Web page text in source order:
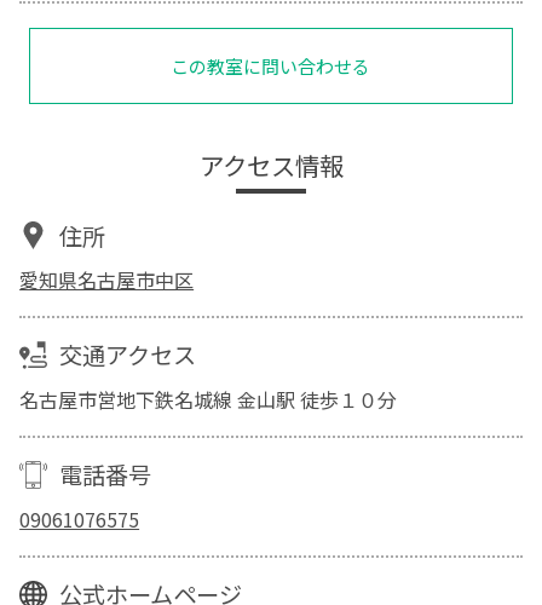
この教室に問い合わせる
アクセス情報
住所
愛知県名古屋市中区
交通アクセス
名古屋市営地下鉄名城線 金山駅 徒歩１０分
電話番号
09061076575
公式ホームページ